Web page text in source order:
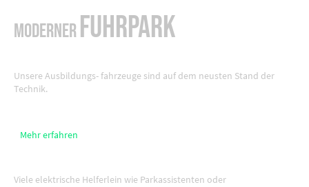
ModernerFuhrpark
Unsere Ausbildungs- fahrzeuge sind auf dem neusten Stand der
Technik.
Mehr erfahren
Viele elektrische Helferlein wie Parkassistenten oder